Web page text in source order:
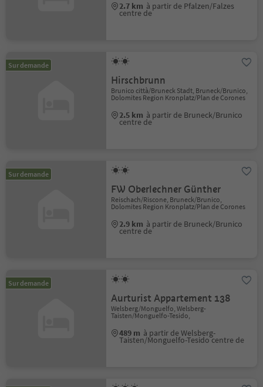
2.7 km à partir de Pfalzen/Falzes
centre de
Sur demande
Hirschbrunn
Brunico città/Bruneck Stadt, Bruneck/Brunico,
Dolomites Region Kronplatz/Plan de Corones
2.5 km à partir de Bruneck/Brunico
centre de
Sur demande
FW Oberlechner Günther
Reischach/Riscone, Bruneck/Brunico,
Dolomites Region Kronplatz/Plan de Corones
2.9 km à partir de Bruneck/Brunico
centre de
Sur demande
Aurturist Appartement 138
Welsberg/Monguelfo, Welsberg-
Taisten/Monguelfo-Tesido,
489 m à partir de Welsberg-
Taisten/Monguelfo-Tesido centre de